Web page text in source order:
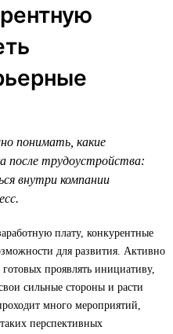
понимать, какие
после трудоустройства:
внутри компании
плату, конкурентные
для развития. Активно
проявлять инициативу,
сильные стороны и расти
много мероприятий,
перспективных